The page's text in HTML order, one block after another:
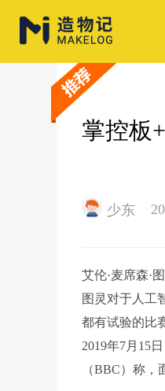
掌控板
少东
艾伦·麦席森·
图灵对于人工
都有试验的比
2019年7月15
（BBC）称，